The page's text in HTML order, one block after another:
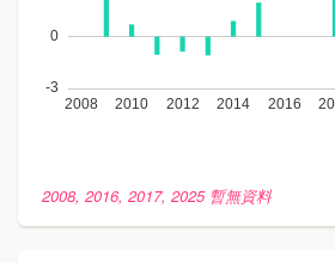
2008, 2016, 2017, 2025 暫無資料